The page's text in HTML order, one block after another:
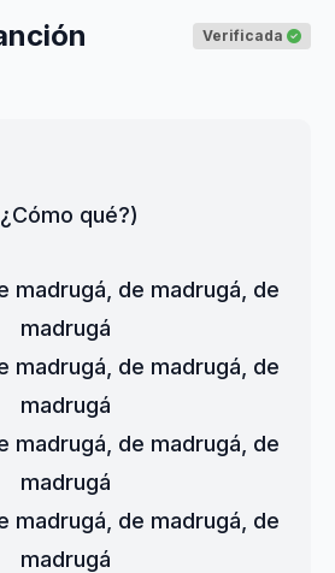
Verificada
qué?)
madrugá, de madrugá, de
madrugá
madrugá, de madrugá, de
madrugá
madrugá, de madrugá, de
madrugá
madrugá, de madrugá, de
madrugá